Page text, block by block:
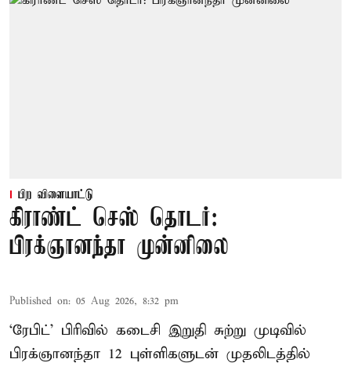
பிற விளையாட்டு
கிராண்ட் செஸ் தொடர்:
பிரக்ஞானந்தா முன்னிலை
Published on: 05 Aug 2026, 8:32 pm
‘ரேபிட்’ பிரிவில் கடைசி இறுதி சுற்று முடிவில்
பிரக்ஞானந்தா 12 புள்ளிகளுடன் முதலிடத்தில்